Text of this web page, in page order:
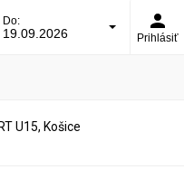
Do:
19.09.2026 Prihlásiť
U15, Košice